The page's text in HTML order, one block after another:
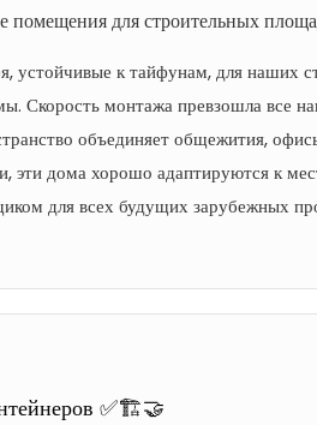
для строительных
устойчивые к тайфунам, для наших
Скорость монтажа превзошла все
объединяет общежития,
эти дома хорошо адаптируются к
для всех будущих зарубежных
✅🏗️🤝